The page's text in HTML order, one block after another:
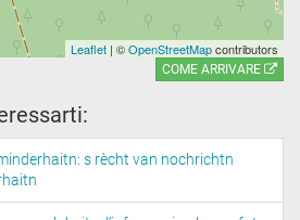
Leaflet | ©OpenStreetMapcontributors
COME ARRIVARE
s rècht van nochrichtn